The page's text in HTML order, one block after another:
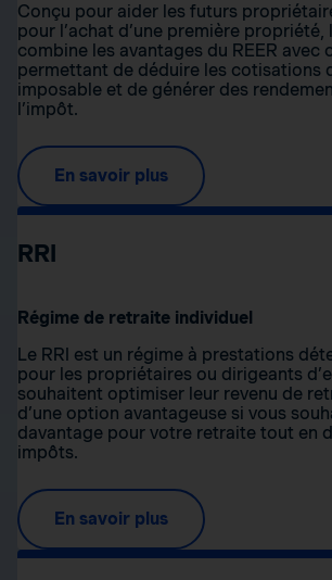
Conçu pour aider les futurs
pour l’achat d’une première propriété,
combine les avantages du REER avec
permettant de déduire les cotisations
imposable et de générer des
l’impôt.
En savoir plus
RRI
Régime de retraite individuel
Le RRI est un régime à prestations
pour les propriétaires ou dirigeants
souhaitent optimiser leur revenu de
d’une option avantageuse si vous
davantage pour votre retraite tout en
impôts.
En savoir plus